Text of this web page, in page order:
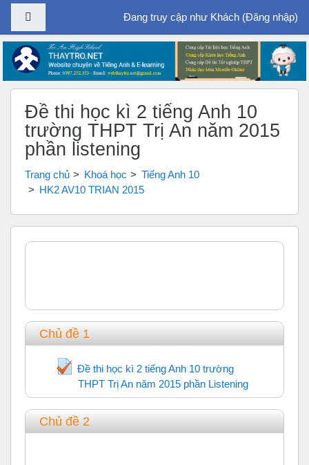
Chuyển tới nội dung chính
Bảng điều khiển cạnhĐang truy cập như Khách (Đăng nhập)
Đề thi học kì 2 tiếng Anh 10
trường THPT Trị An năm 2015
phần listening
Trang chủ Khoá học
Tiếng Anh 10
HK2 AV10 TRIAN 2015
Tổng quan các chủ đề
Chủ đề 1
Đề thi học kì 2 tiếng Anh 10 trường
THPT Trị An năm 2015 phần ListeningTrắc nghiệm
Chủ đề 2